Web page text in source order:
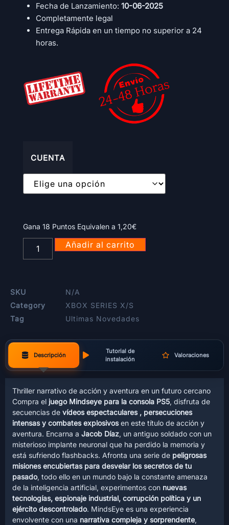
Fecha de Lanzamiento: 10-06-2025
Completamente legal
Entrega Rápida en un tiempo no superior a 24
horas.
CUENTA
Gana 18 Puntos Equivalen a 1,20€
Añadir al carrito
SKU
N/A
Category
XBOX SERIES X/S
Tag
Ultimas Novedades
Descripción
Tutorial de
instalación
Valoraciones
Thriller narrativo de acción y aventura en un futuro cercano
Compra el juego Mindseye para la consola PS5, disfruta de
secuencias de vídeos espectaculares , persecuciones
intensas y combates explosivosen este título de acción y
aventura. Encarna a Jacob Díaz, un antiguo soldado con un
misterioso implante neuronal que ha perdido la memoria y
está sufriendo flashbacks. Afronta una serie de peligrosas
misiones encubiertas para desvelar los secretos de tu
pasado, todo ello en un mundo bajo la constante amenaza
de la inteligencia artificial, experimentos con nuevas
tecnologías, espionaje industrial, corrupción política y un
ejército descontrolado. MindsEye es una experiencia
envolvente con una narrativa compleja y sorprendente,